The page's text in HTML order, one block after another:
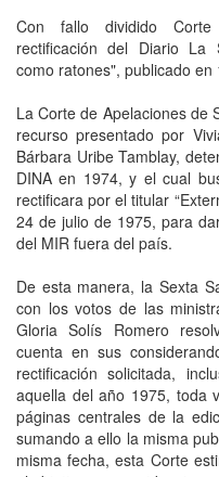
Con fallo dividido
rectificación del Diario La
como ratones", publicado en
La Corte de Apelaciones de
recurso presentado por
Bárbara Uribe Tamblay,
DINA en 1974, y el cual
rectificara por el titular
24 de julio de 1975, para
del MIR fuera del país.
De esta manera, la Sexta
con los votos de las
Gloria Solís Romero
cuenta en sus
rectificación solicitada,
aquella del año 1975, toda
páginas centrales de la
sumando a ello la misma
misma fecha, esta Corte